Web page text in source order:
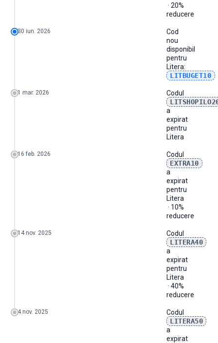
· 20%
reducere
30 iun. 2026
Cod
nou
disponibil
pentru
Litera:
LITBUGET10
1 mar. 2026
Codul
a
expirat
pentru
Litera
16 feb. 2026
Codul
EXTRA10
a
expirat
pentru
Litera
· 10%
reducere
14 nov. 2025
Codul
LITERA40
a
expirat
pentru
Litera
· 40%
reducere
4 nov. 2025
Codul
LITERA50
a
expirat